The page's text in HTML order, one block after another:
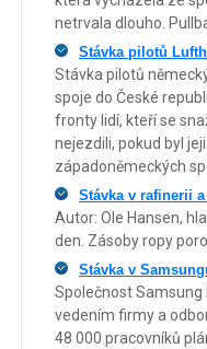
netrvala dlouho.
Stávka pilotů
Stávka pilotů
spoje do České
fronty lidí, kteří se
nejezdili, pokud byl
západoněmeckých
Stávka v rafinerii
Autor: Ole Hansen,
den. Zásoby ropy
Stávka v
Společnost
vedením firmy a
48 000 pracovníků